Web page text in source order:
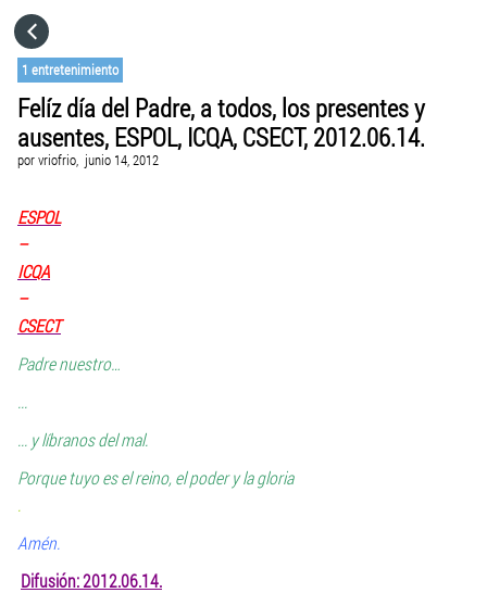
1 entretenimiento
Felíz día del Padre, a todos, los presentes y
ausentes, ESPOL, ICQA, CSECT, 2012.06.14.
porvriofrio, junio 14, 2012
ESPOL
–
ICQA
–
CSECT
Padre nuestro…
...
... y líbranos del mal.
Porque tuyo es el reino, el poder y la gloria
.
Amén.
Difusión: 2012.06.14.
CATEGORÍAS